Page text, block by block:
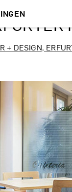
+ DESIGN,